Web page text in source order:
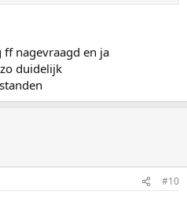
ff nagevraagd en ja
duidelijk
#10